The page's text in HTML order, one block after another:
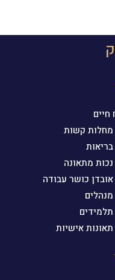
חיים
מחלות קשות
מתאונה
כושר עבודה
אישיות